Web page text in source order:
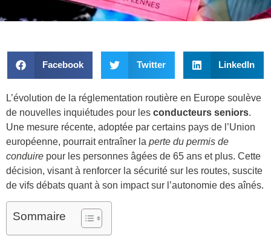
Facebook Twitter LinkedIn
L’évolution de la réglementation routière en Europe soulève
de nouvelles inquiétudes pour les conducteurs seniors.
Une mesure récente, adoptée par certains pays de l’Union
européenne, pourrait entraîner la perte du permis de
conduire pour les personnes âgées de 65 ans et plus. Cette
décision, visant à renforcer la sécurité sur les routes, suscite
de vifs débats quant à son impact sur l’autonomie des aînés.
Sommaire